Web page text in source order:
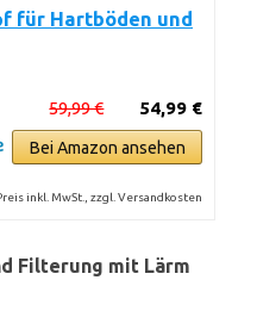
für Hartböden und
54,99 €
59,99 €
Bei Amazon ansehen
inkl. MwSt., zzgl. Versandkosten
Filterung mit Lärm